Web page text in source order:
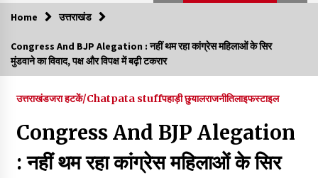
Trending Now
Minorities Rights Day : विश्व अल्पसंख्यक अधिकार दिवस
कार्यक्रम में शामिल हुए सीएम,आधुनिक मदरसों का नाम अब्दुल कलाम के नाम
December 18, 2023
Thought Of The Day 7 September
September 7, 2023
Home उत्तराखंड
Congress And BJP Alegation : नहीं थम रहा कांग्रेस महिलाओं के सिर
मुंडवाने का विवाद, पक्ष और विपक्ष में बढ़ी टकरार
उत्तराखंडजरा हटकें/Chatpata stuffपहाड़ी छुयालराजनीतिलाइफस्टाइल
Congress And BJP Alegation
: नहीं थम रहा कांग्रेस महिलाओं के सिर